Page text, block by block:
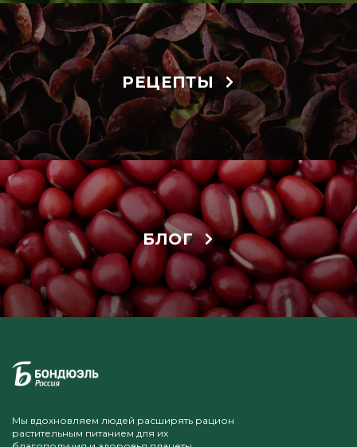
РЕЦЕПТЫ
БЛОГ
Мы вдохновляем людей расширять рацион
растительным питанием для их